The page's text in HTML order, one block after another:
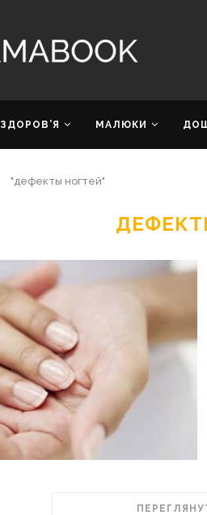
ЗДОРОВ’Я МАЛЮКИ
"дефекты ногтей"